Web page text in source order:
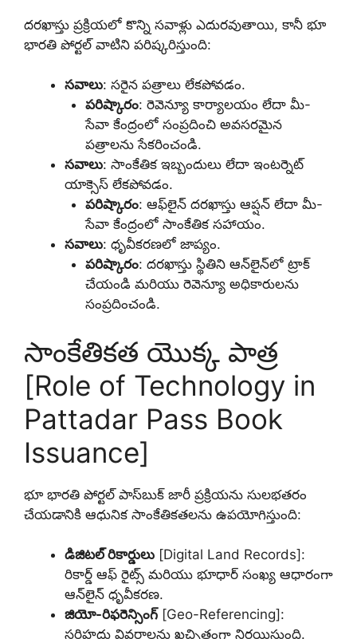
దరఖాస్తు ప్రక్రియలో కొన్ని సవాళ్లు ఎదురవుతాయి, కానీ భూ
భారతి పోర్టల్ వాటిని పరిష్కరిస్తుంది:
సవాలు: సరైన పత్రాలు లేకపోవడం.
పరిష్కారం: రెవెన్యూ కార్యాలయం లేదా మీ-
సేవా కేంద్రంలో సంప్రదించి అవసరమైన
పత్రాలను సేకరించండి.
సవాలు: సాంకేతిక ఇబ్బందులు లేదా ఇంటర్నెట్
యాక్సెస్ లేకపోవడం.
పరిష్కారం: ఆఫ్‌లైన్ దరఖాస్తు ఆప్షన్ లేదా మీ-
సేవా కేంద్రంలో సాంకేతిక సహాయం.
సవాలు: ధృవీకరణలో జాప్యం.
పరిష్కారం: దరఖాస్తు స్థితిని ఆన్‌లైన్‌లో ట్రాక్
చేయండి మరియు రెవెన్యూ అధికారులను
సంప్రదించండి.
సాంకేతికత యొక్క పాత్ర
[Role of Technology in
Pattadar Pass Book
Issuance]
భూ భారతి పోర్టల్ పాస్‌బుక్ జారీ ప్రక్రియను సులభతరం
చేయడానికి ఆధునిక సాంకేతికతలను ఉపయోగిస్తుంది:
డిజిటల్ రికార్డులు [Digital Land Records]:
రికార్డ్ ఆఫ్ రైట్స్ మరియు భూధార్ సంఖ్య ఆధారంగా
ఆన్‌లైన్ ధృవీకరణ.
జియో-రిఫరెన్సింగ్[Geo-Referencing]:
సరిహద్దు వివరాలను ఖచ్చితంగా నిర్ణయిస్తుంది.